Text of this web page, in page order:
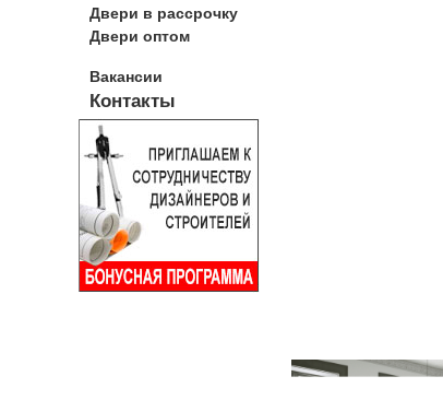
Двери в рассрочку
Двери оптом
Вакансии
Контакты